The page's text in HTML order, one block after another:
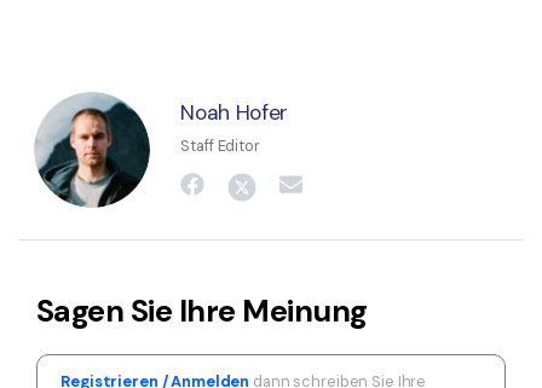
Noah Hofer
Staff Editor
Sagen Sie Ihre Meinung
Registrieren / Anmelden dann schreiben Sie Ihre